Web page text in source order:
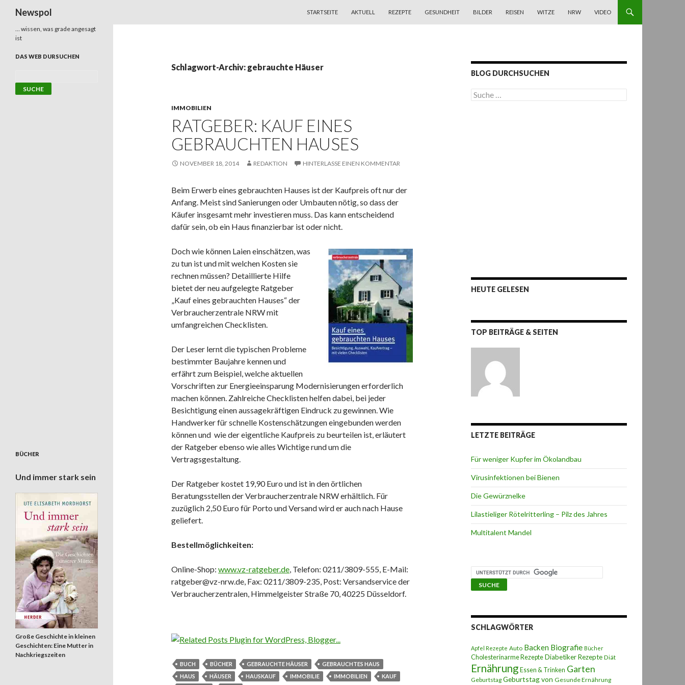
Newspol
STARTSEITE
AKTUELL REZEPTE GESUNDHEIT BILDER REISEN WITZE NRW VIDEO
Schlagwort-Archiv: gebrauchte Häuser
IMMOBILIEN
RATGEBER: KAUF EINES
GEBRAUCHTEN HAUSES
NOVEMBER 18, 2014 REDAKTION HINTERLASSE EINEN KOMMENTAR
Beim Erwerb eines gebrauchten Hauses ist der Kaufpreis oft nur der
Anfang. Meist sind Sanierungen oder Umbauten nötig, so dass der
Käufer insgesamt mehr investieren muss. Das kann entscheidend
dafür sein, ob ein Haus finanzierbar ist oder nicht.
Doch wie können Laien einschätzen, was
zu tun ist und mit welchen Kosten sie
rechnen müssen? Detaillierte Hilfe
bietet der neu aufgelegte Ratgeber
„Kauf eines gebrauchten Hauses“ der
Verbraucherzentrale NRW mit
umfangreichen Checklisten.
Der Leser lernt die typischen Probleme
bestimmter Baujahre kennen und
erfährt zum Beispiel, welche aktuellen
Vorschriften zur Energieeinsparung Modernisierungen erforderlich
machen können. Zahlreiche Checklisten helfen dabei, bei jeder
Besichtigung einen aussagekräftigen Eindruck zu gewinnen. Wie
Handwerker für schnelle Kostenschätzungen eingebunden werden
können und wie der eigentliche Kaufpreis zu beurteilen ist, erläutert
der Ratgeber ebenso wie alles Wichtige rund um die
Vertragsgestaltung.
Der Ratgeber kostet 19,90 Euro und ist in den örtlichen
Beratungsstellen der Verbraucherzentrale NRW erhältlich. Für
zuzüglich 2,50 Euro für Porto und Versand wird er auch nach Hause
geliefert.
Bestellmöglichkeiten:
Online-Shop: www.vz-ratgeber.de, Telefon: 0211/3809-555, E-Mail:
ratgeber@vz-nrw.de, Fax: 0211/3809-235, Post: Versandservice der
Verbraucherzentralen, Himmelgeister Straße 70, 40225 Düsseldorf.
BUCH BÜCHER GEBRAUCHTE HÄUSER
GEBRAUCHTES HAUS
HAUS
HÄUSER HAUSKAUF IMMOBILIE IMMOBILIEN
KAUF
BLOG DURCHSUCHEN
S
u
HEUTE GELESEN
TOP BEITRÄGE & SEITEN
LETZTE BEITRÄGE
Für weniger Kupfer im Ökolandbau
Virusinfektionen bei Bienen
Die Gewürznelke
Lilastieliger Rötelritterling – Pilz des Jahres
Multitalent Mandel
SCHLAGWÖRTER
Apfel Rezepte Auto Backen Biografie Bücher
Cholesterinarme Rezepte Diabetiker Rezepte Diät
Ernährung Essen & Trinken Garten
Geburtstag Geburtstag von Gesunde Ernährung
… wissen, was grade angesagt
ist
DAS WEB DURSUCHEN
BÜCHER
Und immer stark sein
Große Geschichte in kleinen
Geschichten: Eine Mutter in
Nachkriegszeiten